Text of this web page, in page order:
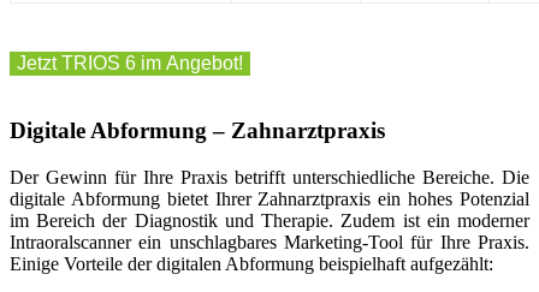
Jetzt TRIOS 6 im Angebot!
Digitale Abformung – Zahnarztpraxis
Der Gewinn für Ihre Praxis betrifft unterschiedliche Bereiche. Die
digitale Abformung bietet Ihrer Zahnarztpraxis ein hohes Potenzial
im Bereich der Diagnostik und Therapie. Zudem ist ein moderner
Intraoralscanner ein unschlagbares Marketing-Tool für Ihre Praxis.
Einige Vorteile der digitalen Abformung beispielhaft aufgezählt: